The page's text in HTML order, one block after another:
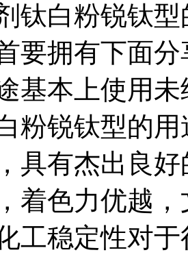
钛白粉锐钛
要拥有下面
基本上使用
粉锐钛型的
具有杰出良
着色力优越
工稳定性对